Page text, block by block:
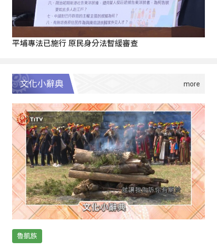
平埔專法已施行 原民身分法暫緩審查
文化小辭典
魯凱族